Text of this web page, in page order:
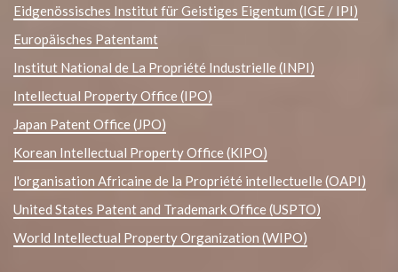
Eidgenössisches Institut für Geistiges Eigentum (IGE / IPI)
Europäisches Patentamt
Institut National de La Propriété Industrielle (INPI)
Intellectual Property Office (IPO)
Japan Patent Office (JPO)
Korean Intellectual Property Office (KIPO)
l'organisation Africaine de la Propriété intellectuelle (OAPI)
United States Patent and Trademark Office (USPTO)
World Intellectual Property Organization (WIPO)